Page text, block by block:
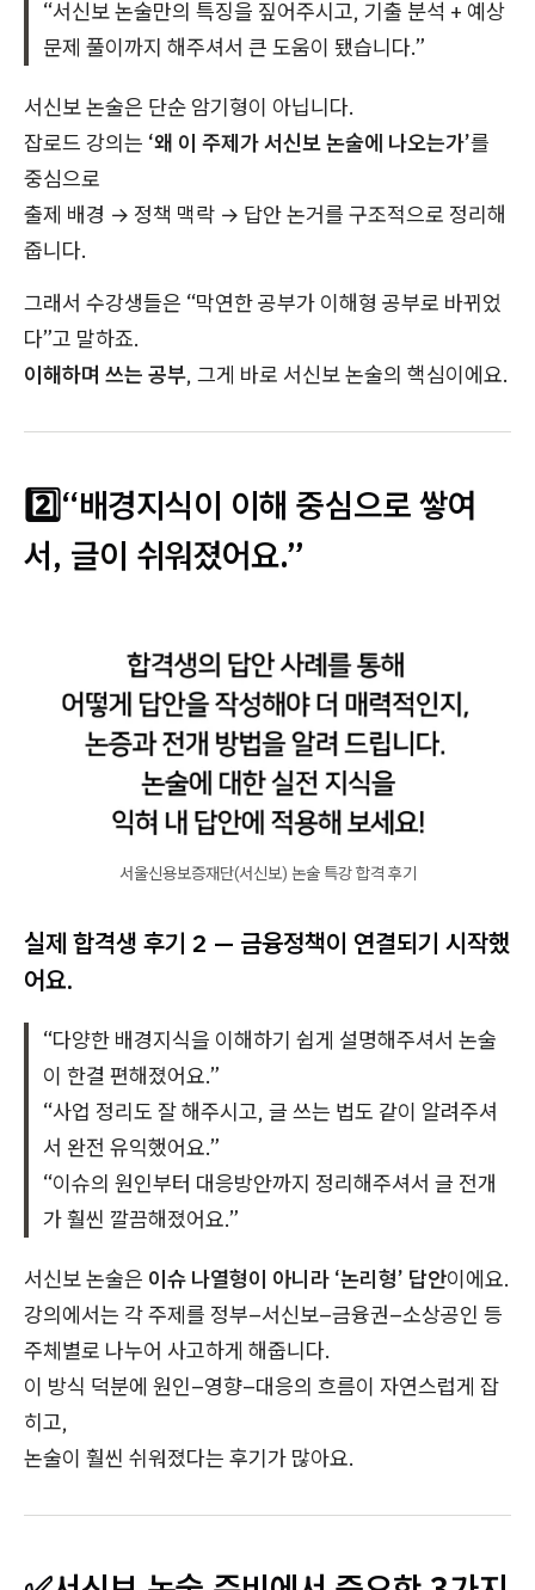
“서신보 논술만의 특징을 짚어주시고, 기출 분석 + 예상
문제 풀이까지 해주셔서 큰 도움이 됐습니다.”
서신보 논술은 단순 암기형이 아닙니다.
잡로드 강의는 ‘왜 이 주제가 서신보 논술에 나오는가’를
중심으로
출제 배경 → 정책 맥락 → 답안 논거를 구조적으로 정리해
줍니다.
그래서 수강생들은 “막연한 공부가 이해형 공부로 바뀌었
다”고 말하죠.
이해하며 쓰는 공부, 그게 바로 서신보 논술의 핵심이에요.
2️⃣“배경지식이 이해 중심으로 쌓여
서, 글이 쉬워졌어요.”
서울신용보증재단(서신보) 논술 특강 합격 후기
실제 합격생 후기 2 — 금융정책이 연결되기 시작했
어요.
“다양한 배경지식을 이해하기 쉽게 설명해주셔서 논술
이 한결 편해졌어요.”
“사업 정리도 잘 해주시고, 글 쓰는 법도 같이 알려주셔
서 완전 유익했어요.”
“이슈의 원인부터 대응방안까지 정리해주셔서 글 전개
가 훨씬 깔끔해졌어요.”
서신보 논술은 이슈 나열형이 아니라 ‘논리형’ 답안이에요.
강의에서는 각 주제를 정부–서신보–금융권–소상공인 등
주체별로 나누어 사고하게 해줍니다.
이 방식 덕분에 원인–영향–대응의 흐름이 자연스럽게 잡
히고,
논술이 훨씬 쉬워졌다는 후기가 많아요.